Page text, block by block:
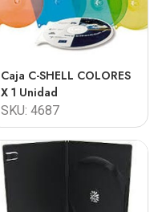
Caja C-SHELL COLORES
X 1 Unidad
SKU: 4687